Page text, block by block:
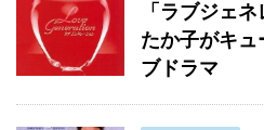
「ラブジェ
たか子がキュ
ブドラマ